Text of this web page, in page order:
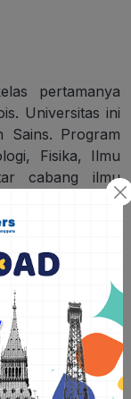
pertamanya
Universitas ini
Sains. Program
Fisika, Ilmu
cabang ilmu
ditawarkan
Bisnis, Studi
dan
University
menempati
THE World
of Chicago